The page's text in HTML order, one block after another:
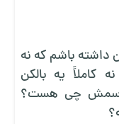
داشته باشم که نه
کاملاً یه بالکن
چی هست؟